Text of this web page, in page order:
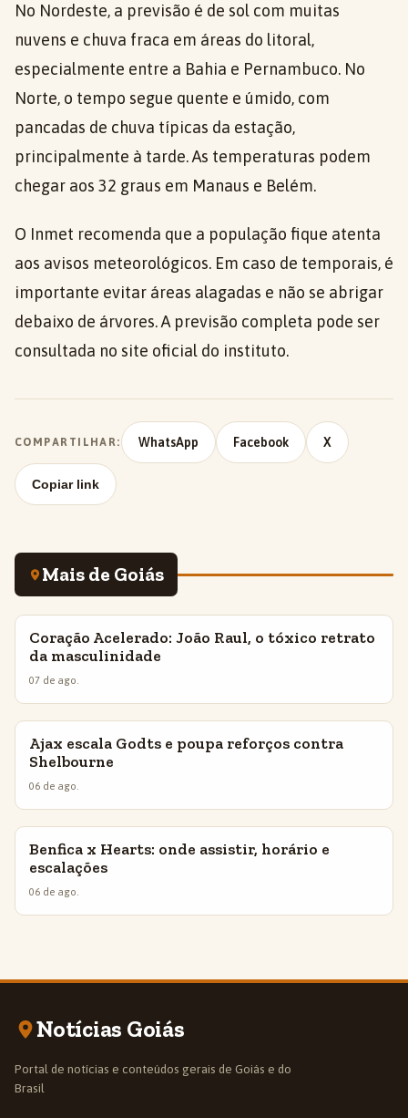
No Nordeste, a previsão é de sol com muitas
nuvens e chuva fraca em áreas do litoral,
especialmente entre a Bahia e Pernambuco. No
Norte, o tempo segue quente e úmido, com
pancadas de chuva típicas da estação,
principalmente à tarde. As temperaturas podem
chegar aos 32 graus em Manaus e Belém.
O Inmet recomenda que a população fique atenta
aos avisos meteorológicos. Em caso de temporais, é
importante evitar áreas alagadas e não se abrigar
debaixo de árvores. A previsão completa pode ser
consultada no site oficial do instituto.
COMPARTILHAR: WhatsApp Facebook X
Copiar link
Mais de Goiás
INSIGHTS
Coração Acelerado: João Raul, o tóxico retrato
da masculinidade
07 de ago.
INSIGHTS
Ajax escala Godts e poupa reforços contra
Shelbourne
06 de ago.
INSIGHTS
Benfica x Hearts: onde assistir, horário e
escalações
06 de ago.
Notícias Goiás
Portal de notícias e conteúdos gerais de Goiás e do
Brasil